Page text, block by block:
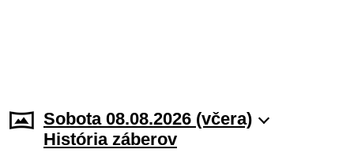
Sobota 08.08.2026 (včera)
História záberov